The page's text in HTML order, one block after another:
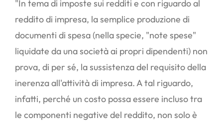
"In tema di imposte sui redditi e con riguardo al
reddito di impresa, la semplice produzione di
documenti di spesa (nella specie, "note spese"
liquidate da una società ai propri dipendenti) non
prova, di per sé, la sussistenza del requisito della
inerenza all'attività di impresa. A tal riguardo,
infatti, perché un costo possa essere incluso tra
le componenti negative del reddito, non solo è